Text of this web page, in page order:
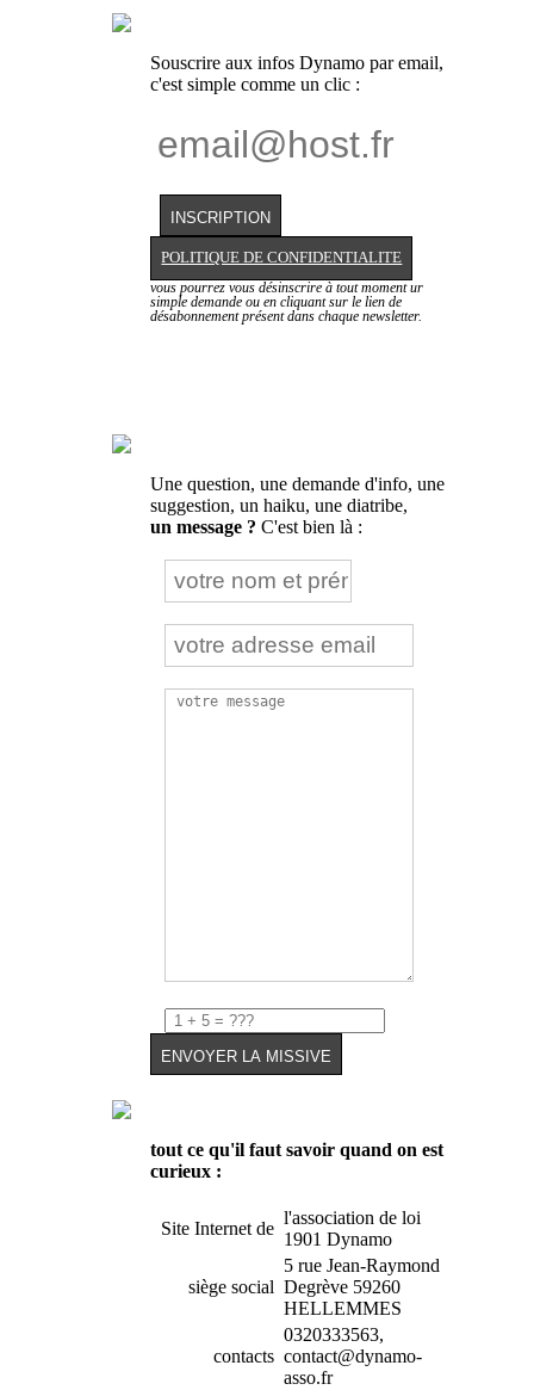
Souscrire aux infos Dynamo par email,
c'est simple comme un clic :
POLITIQUE DE CONFIDENTIALITE
vous pourrez vous désinscrire à tout moment ur
simple demande ou en cliquant sur le lien de
désabonnement présent dans chaque newsletter.
Une question, une demande d'info, une
suggestion, un haiku, une diatribe,
un message ? C'est bien là :
tout ce qu'il faut savoir quand on est
curieux :
Site Internet de
l'association de loi
1901 Dynamo
siège social
5 rue Jean-Raymond
Degrève 59260
HELLEMMES
contacts
0320333563,
contact@dynamo-
asso.fr